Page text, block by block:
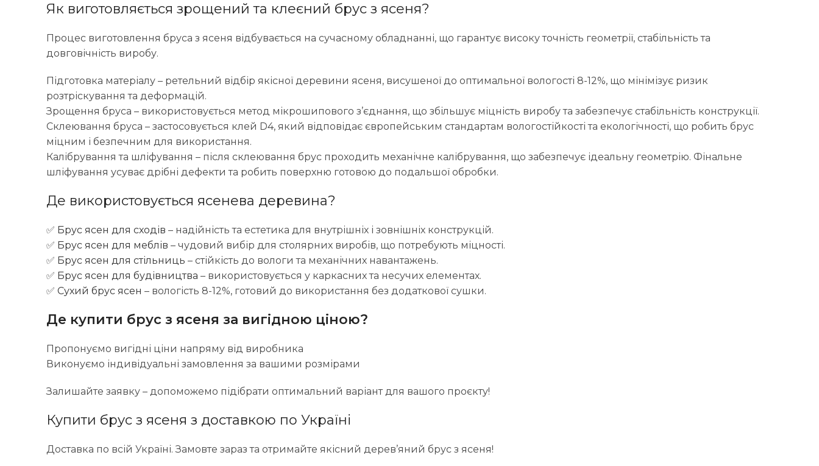
Як виготовляється зрощений та клеєний брус з ясеня?
Процес виготовлення бруса з ясеня відбувається на сучасному обладнанні, що гарантує високу точність геометрії, стабільність та
довговічність виробу.
Підготовка матеріалу – ретельний відбір якісної деревини ясеня, висушеної до оптимальної вологості 8-12%, що мінімізує ризик
розтріскування та деформацій.
Зрощення бруса – використовується метод мікрошипового з’єднання, що збільшує міцність виробу та забезпечує стабільність конструкції.
Склеювання бруса – застосовується клей D4, який відповідає європейським стандартам вологостійкості та екологічності, що робить брус
міцним і безпечним для використання.
Калібрування та шліфування – після склеювання брус проходить механічне калібрування, що забезпечує ідеальну геометрію. Фінальне
шліфування усуває дрібні дефекти та робить поверхню готовою до подальшої обробки.
Де використовується ясенева деревина?
✅ Брус ясен для сходів – надійність та естетика для внутрішніх і зовнішніх конструкцій.
✅ Брус ясен для меблів – чудовий вибір для столярних виробів, що потребують міцності.
✅ Брус ясен для стільниць – стійкість до вологи та механічних навантажень.
✅ Брус ясен для будівництва – використовується у каркасних та несучих елементах.
✅ Сухий брус ясен – вологість 8-12%, готовий до використання без додаткової сушки.
Де купити брус з ясеня за вигідною ціною?
Пропонуємо вигідні ціни напряму від виробника
Виконуємо індивідуальні замовлення за вашими розмірами
Залишайте заявку – допоможемо підібрати оптимальний варіант для вашого проєкту!
Купити брус з ясеня з доставкою по Україні
Доставка по всій Україні. Замовте зараз та отримайте якісний дерев’яний брус з ясеня!